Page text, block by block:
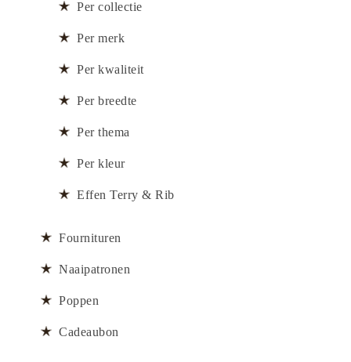
Per collectie
Per merk
Per kwaliteit
Per breedte
Per thema
Per kleur
Effen Terry & Rib
Fournituren
Naaipatronen
Poppen
Cadeaubon